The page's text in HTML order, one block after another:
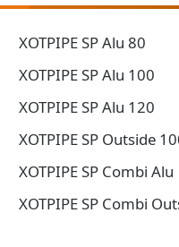
XOTPIPE SP Alu 80
XOTPIPE SP Alu 100
XOTPIPE SP Alu 120
XOTPIPE SP Outside
XOTPIPE SP Combi Alu
XOTPIPE SP Combi